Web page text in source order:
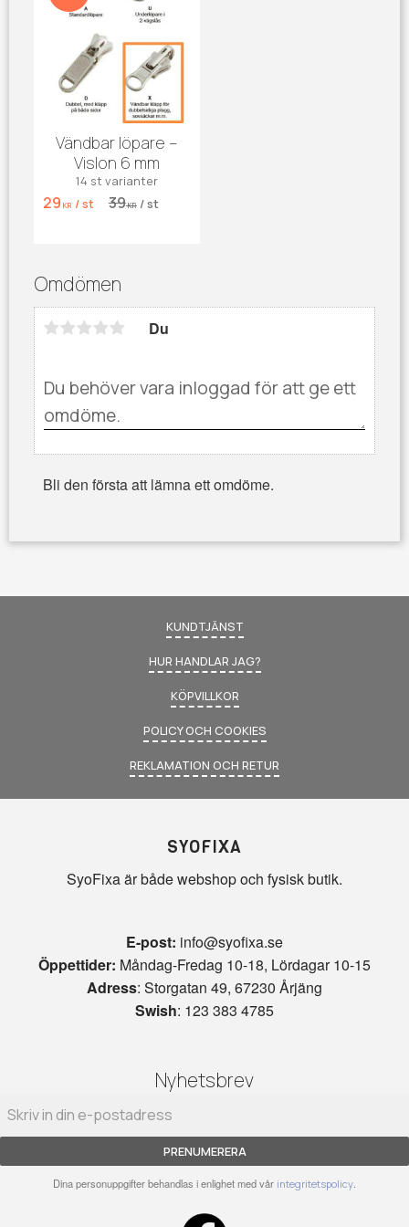
Omdömen
Du
Bli den första att lämna ett omdöme.
Vändbar löpare –
Vislon 6 mm
14 st varianter
29 KR /st 39KR /st
KUNDTJÄNST
HUR HANDLAR JAG?
KÖPVILLKOR
POLICY OCH COOKIES
REKLAMATION OCH RETUR
SYOFIXA
SyoFixa är både webshop och fysisk butik.
E-post: info@syofixa.se
Öppettider: Måndag-Fredag 10-18, Lördagar 10-15
Adress: Storgatan 49, 67230 Årjäng
Swish: 123 383 4785
Nyhetsbrev
PRENUMERERA
Dina personuppgifter behandlas i enlighet med vår integritetspolicy